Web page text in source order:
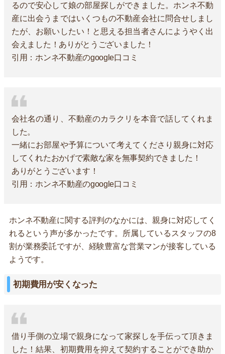
るので安心して娘の部屋探しができました。ホンネ不動
産に出会うまではいくつもの不動産会社に問合せしまし
たが、お願いしたい！と思える担当者さんにようやく出
会えました！ありがとうございました！
引用：ホンネ不動産のgoogle口コミ
会社名の通り、不動産のカラクリを本音で話してくれま
した。
一緒にお部屋や予算について考えてくださり親身に対応
してくれたおかげで素敵な家を無事契約できました！
ありがとうございます！
引用：ホンネ不動産のgoogle口コミ
ホンネ不動産に関する評判のなかには、親身に対応してく
れるという声が多かったです。所属しているスタッフの8
割が業務委託ですが、経験豊富な営業マンが接客している
ようです。
初期費用が安くなった
借り手側の立場で親身になって家探しを手伝って頂きま
した！結果、初期費用を抑えて契約することができ助か